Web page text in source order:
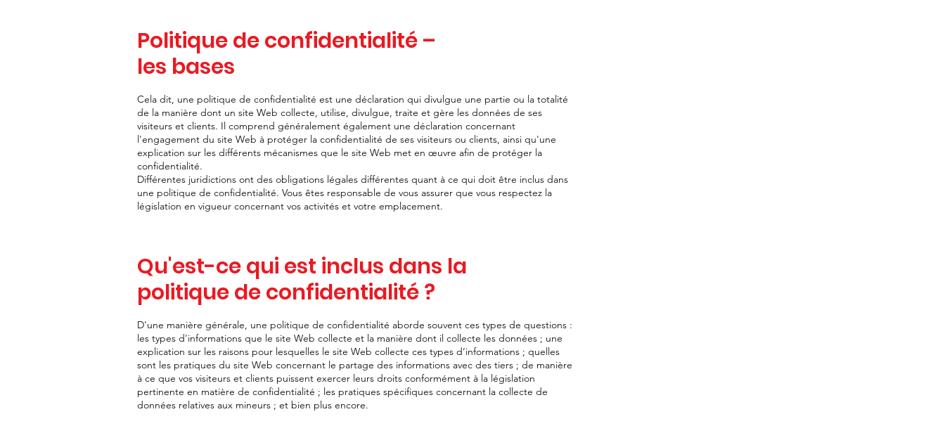
Politique de confidentialité –
les bases
Cela dit, une politique de confidentialité est une déclaration qui divulgue une partie ou la totalité
de la manière dont un site Web collecte, utilise, divulgue, traite et gère les données de ses
visiteurs et clients. Il comprend généralement également une déclaration concernant
l'engagement du site Web à protéger la confidentialité de ses visiteurs ou clients, ainsi qu'une
explication sur les différents mécanismes que le site Web met en œuvre afin de protéger la
confidentialité.
Différentes juridictions ont des obligations légales différentes quant à ce qui doit être inclus dans
une politique de confidentialité. Vous êtes responsable de vous assurer que vous respectez la
législation en vigueur concernant vos activités et votre emplacement.
Qu'est-ce qui est inclus dans la
politique de confidentialité ?
D'une manière générale, une politique de confidentialité aborde souvent ces types de questions :
les types d'informations que le site Web collecte et la manière dont il collecte les données ; une
explication sur les raisons pour lesquelles le site Web collecte ces types d’informations ; quelles
sont les pratiques du site Web concernant le partage des informations avec des tiers ; de manière
à ce que vos visiteurs et clients puissent exercer leurs droits conformément à la législation
pertinente en matière de confidentialité ; les pratiques spécifiques concernant la collecte de
données relatives aux mineurs ; et bien plus encore.